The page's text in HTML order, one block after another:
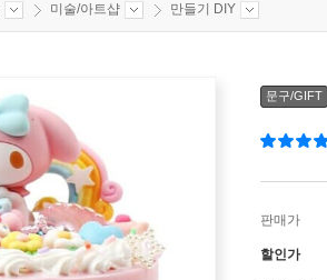
미술/아트샵 만들기 DIY
문구/GIFT
판매가
할인가